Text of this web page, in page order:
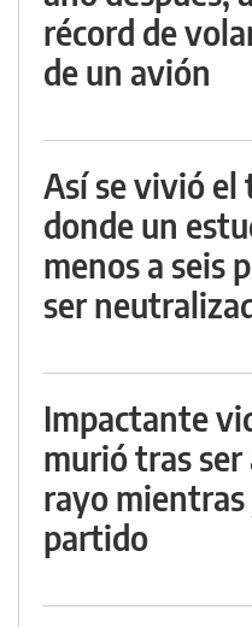
récord de
de un avión
Así se vivió
donde un
menos a seis
ser
Impactante
murió tras ser
rayo
partido